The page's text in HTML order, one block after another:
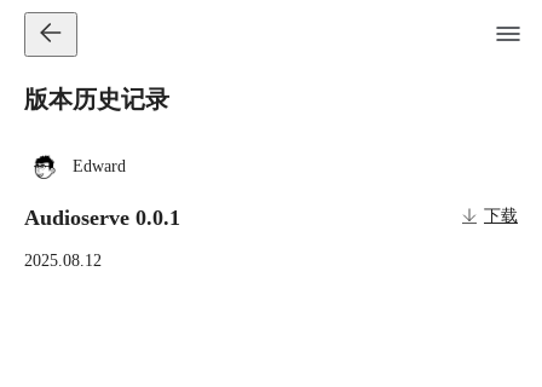
版本历史记录
Edward
Audioserve 0.0.1 下载
2025.08.12